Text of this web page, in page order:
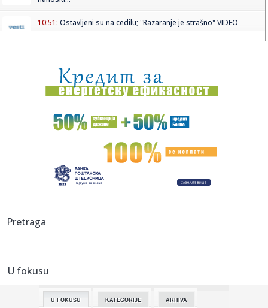
10:51: Ostavljeni su na cedilu; "Razaranje je strašno" VIDEO
10:50:Nemce brine dron sa eksplozivom na aerodromu Lajpcig
10:50:Izmena trasa gradskih autobusa zbog proslave Svetog
Pantelejmona
Svađe u Zvezdama Granda su iscenirane! Miša Mijatović
10:49:Muzej u Čereviću ne radi dve godine nakon renoviranja:
letnje...
10:47:
Pretraga
U fokusu
U FOKUSU KATEGORIJE ARHIVA